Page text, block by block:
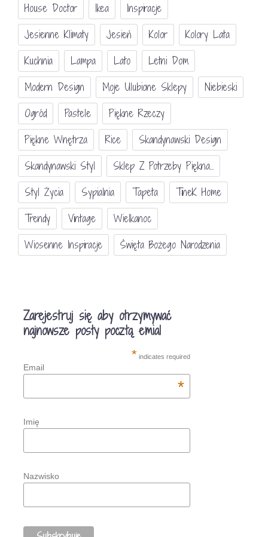
House Doctor
Ikea
Inspiracje
Jesienne Klimaty
Jesień Kolor
Kolory Lata
Kuchnia
Lampa Lato
Letni Dom
Modern Design
Moje Ulubione Sklepy
Niebieski
Ogród
Pastele
Piękne Rzeczy
Piękne Wnętrza
Rice
Skandynawski Design
Skandynawski Styl
Sklep Z Potrzeby Piękna...
Styl Życia
Sypialnia Tapeta
TineK Home
Trendy
Vintage
Wielkanoc
Wiosenne Inspiracje
Święta Bożego Narodzenia
Zarejestruj się aby otrzymywać
najnowsze posty pocztą emial
* indicates required
Email
*
Imię
Nazwisko